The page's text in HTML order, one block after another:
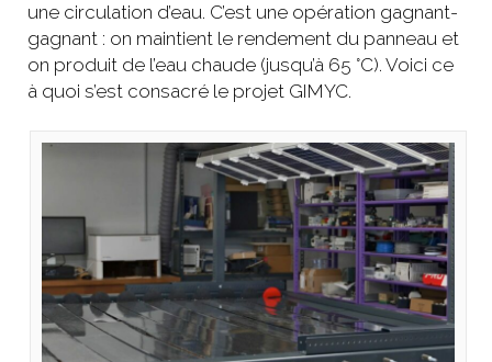
une circulation d’eau. C’est une opération gagnant-
gagnant : on maintient le rendement du panneau et
on produit de l’eau chaude (jusqu’à 65 °C). Voici ce
à quoi s’est consacré le projet GIMYC.